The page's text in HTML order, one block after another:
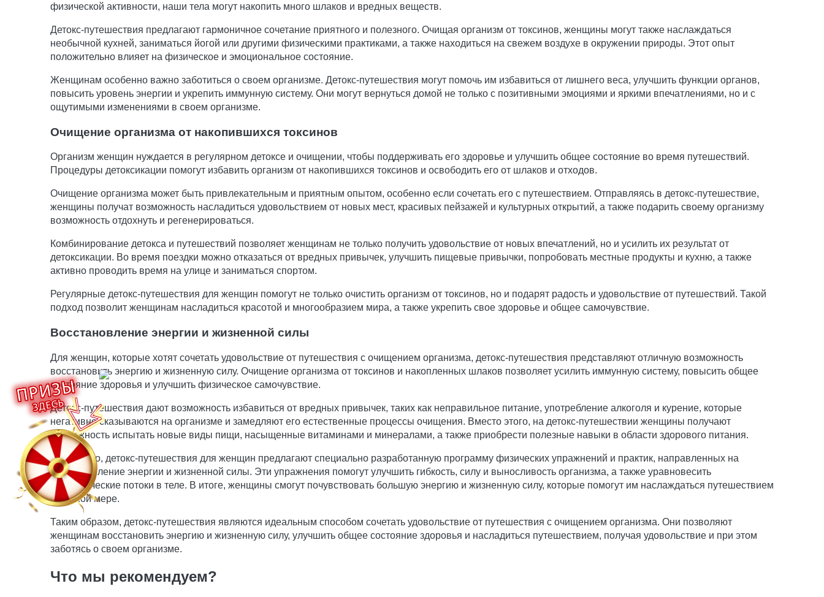
физической активности, наши тела могут накопить много шлаков и вредных веществ.
Детокс-путешествия предлагают гармоничное сочетание приятного и полезного. Очищая организм от токсинов, женщины могут также наслаждаться
необычной кухней, заниматься йогой или другими физическими практиками, а также находиться на свежем воздухе в окружении природы. Этот опыт
положительно влияет на физическое и эмоциональное состояние.
Женщинам особенно важно заботиться о своем организме. Детокс-путешествия могут помочь им избавиться от лишнего веса, улучшить функции органов,
повысить уровень энергии и укрепить иммунную систему. Они могут вернуться домой не только с позитивными эмоциями и яркими впечатлениями, но и с
ощутимыми изменениями в своем организме.
Очищение организма от накопившихся токсинов
Организм женщин нуждается в регулярном детоксе и очищении, чтобы поддерживать его здоровье и улучшить общее состояние во время путешествий.
Процедуры детоксикации помогут избавить организм от накопившихся токсинов и освободить его от шлаков и отходов.
Очищение организма может быть привлекательным и приятным опытом, особенно если сочетать его с путешествием. Отправляясь в детокс-путешествие,
женщины получат возможность насладиться удовольствием от новых мест, красивых пейзажей и культурных открытий, а также подарить своему организму
возможность отдохнуть и регенерироваться.
Комбинирование детокса и путешествий позволяет женщинам не только получить удовольствие от новых впечатлений, но и усилить их результат от
детоксикации. Во время поездки можно отказаться от вредных привычек, улучшить пищевые привычки, попробовать местные продукты и кухню, а также
активно проводить время на улице и заниматься спортом.
Регулярные детокс-путешествия для женщин помогут не только очистить организм от токсинов, но и подарят радость и удовольствие от путешествий. Такой
подход позволит женщинам насладиться красотой и многообразием мира, а также укрепить свое здоровье и общее самочувствие.
Восстановление энергии и жизненной силы
Для женщин, которые хотят сочетать удовольствие от путешествия с очищением организма, детокс-путешествия представляют отличную возможность
восстановить энергию и жизненную силу. Очищение организма от токсинов и накопленных шлаков позволяет усилить иммунную систему, повысить общее
состояние здоровья и улучшить физическое самочувствие.
Детокс-путешествия дают возможность избавиться от вредных привычек, таких как неправильное питание, употребление алкоголя и курение, которые
негативно сказываются на организме и замедляют его естественные процессы очищения. Вместо этого, на детокс-путешествии женщины получают
возможность испытать новые виды пищи, насыщенные витаминами и минералами, а также приобрести полезные навыки в области здорового питания.
Кроме того, детокс-путешествия для женщин предлагают специально разработанную программу физических упражнений и практик, направленных на
восстановление энергии и жизненной силы. Эти упражнения помогут улучшить гибкость, силу и выносливость организма, а также уравновесить
энергетические потоки в теле. В итоге, женщины смогут почувствовать большую энергию и жизненную силу, которые помогут им наслаждаться путешествием
в полной мере.
Таким образом, детокс-путешествия являются идеальным способом сочетать удовольствие от путешествия с очищением организма. Они позволяют
женщинам восстановить энергию и жизненную силу, улучшить общее состояние здоровья и насладиться путешествием, получая удовольствие и при этом
заботясь о своем организме.
Что мы рекомендуем?